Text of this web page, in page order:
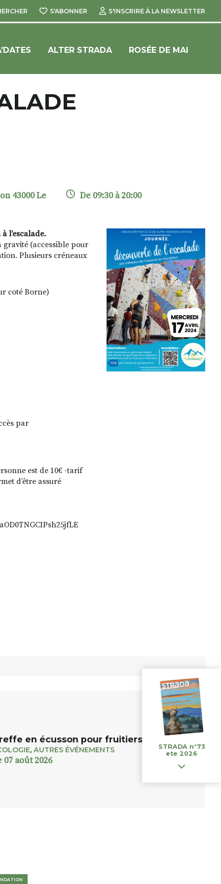
S'ABONNER S'INSCRIRE À LA NEWSLETTER
ALTER STRADA ROSÉE DE MAI
43000 Le De 09:30 à 20:00
l’escalade.
(accessible pour
Plusieurs créneaux
coté Borne)
par
est de 10€ -tarif
d’être assuré
en écusson pour fruitiers et rosiers
, AUTRES ÉVÉNEMENTS
07 août 2026
STRADA n°73
ete 2026